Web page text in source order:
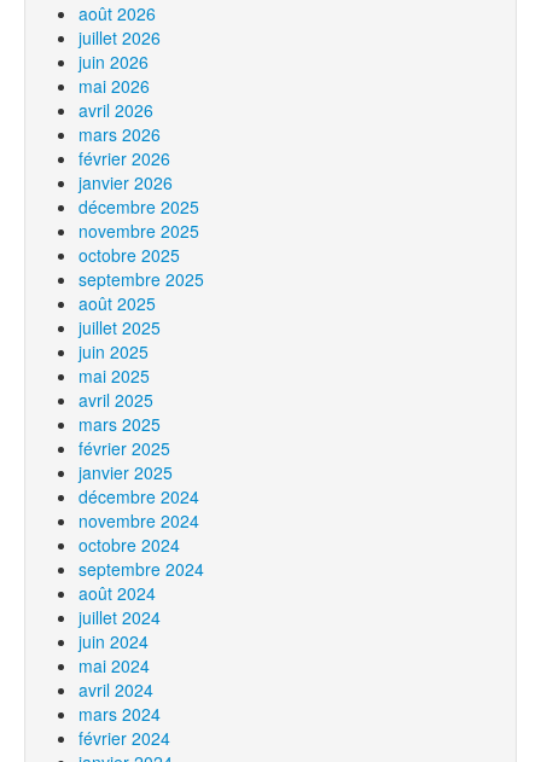
août 2026
juillet 2026
juin 2026
mai 2026
avril 2026
mars 2026
février 2026
janvier 2026
décembre 2025
novembre 2025
octobre 2025
septembre 2025
août 2025
juillet 2025
juin 2025
mai 2025
avril 2025
mars 2025
février 2025
janvier 2025
décembre 2024
novembre 2024
octobre 2024
septembre 2024
août 2024
juillet 2024
juin 2024
mai 2024
avril 2024
mars 2024
février 2024